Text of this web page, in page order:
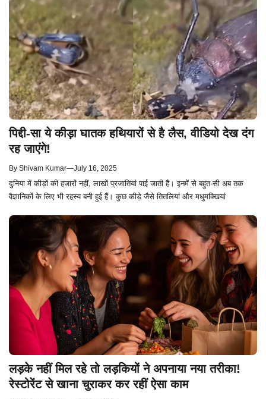
पिद्दी-सा ये कीड़ा घातक हथियारों से है लैस, वीडियो देख दंग
रह जाएंगे!
By Shivam Kumar—July 16, 2025
दुनिया में कीड़ों की हजारों नहीं, लाखों प्रजातियां पाई जाती हैं। इनमें से बहुत-सी अब तक
वैज्ञानिकों के लिए भी रहस्य बनी हुई हैं। कुछ कीड़े जैसे तितलियां और मधुमक्खियां
लड़के नहीं मिल रहे तो लड़कियों ने अपनाया नया तरीका!
रेस्टोरेंट से खाना चुराकर कर रहीं ऐसा काम